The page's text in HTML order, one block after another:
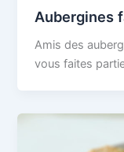
Aubergines
Amis des
vous faites